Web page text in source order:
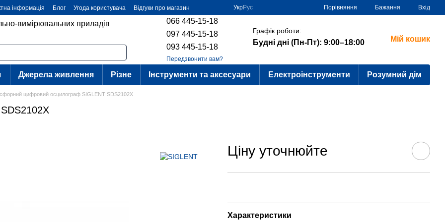
інформація Блог Угода користувача Відгуки про магазин УкрРус Порівняння Бажання Вхід
вимірювальних приладів
066 445-15-18
097 445-15-18
093 445-15-18
Передзвонити вам?
Графік роботи:
Будні дні (Пн-Пт): 9:00–18:00 Мій кошик
Джерела живлення Різне Інструменти та аксесуари Електроінструменти Розумний дім
цифровий осцилограф SIGLENT SDS2102X
Ціну уточнюйте
Характеристики